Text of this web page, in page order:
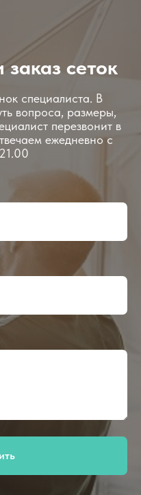
сеток
специалиста. В
вопроса, размеры,
перезвонит в
ежедневно с